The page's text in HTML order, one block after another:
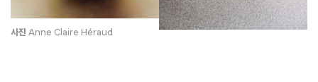
사진 Anne Claire Héraud